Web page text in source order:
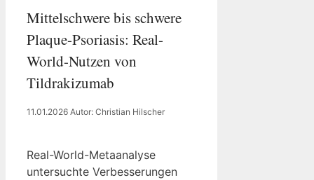
Mittelschwere bis schwere
Plaque-Psoriasis: Real-
World-Nutzen von
Tildrakizumab
11.01.2026 Autor: Christian Hilscher
Real-World-Metaanalyse
untersuchte Verbesserungen